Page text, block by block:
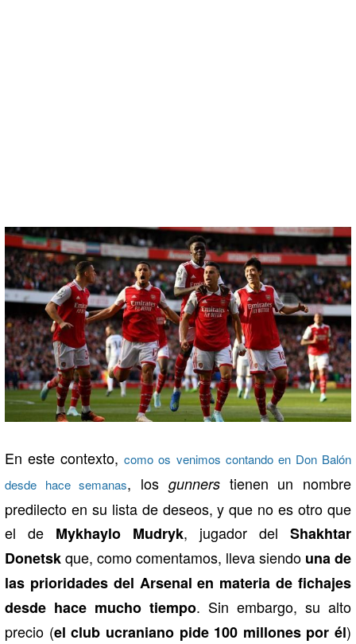
En este contexto,como os venimos contando en Don Balón
desde hace semanas, los gunnerstienen un nombre
predilecto en su lista de deseos, y que no es otro que
el de Mykhaylo Mudryk, jugador del Shakhtar
Donetskque, como comentamos, lleva siendo una de
las prioridades del Arsenal en materia de fichajes
desde hace mucho tiempo. Sin embargo, su alto
precio (el club ucraniano pide 100 millones por él)